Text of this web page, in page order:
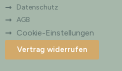
Datenschutz
AGB
Cookie-Einstellungen
Vertrag widerrufen